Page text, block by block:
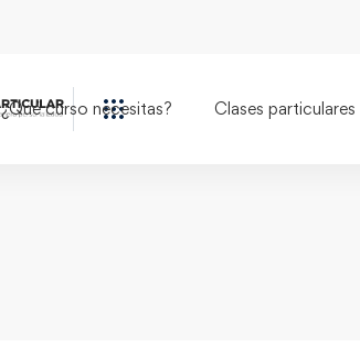
¿Qué curso necesitas? Clases particulares